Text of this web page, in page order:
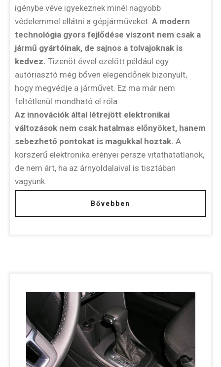
igénybe véve igyekeznek minél nagyobb
védelemmel ellátni a gépjárműveket. A modern
technológia gyors fejlődése viszont nem csak a
jármű gyártóinak, de sajnos a tolvajoknak is
kedvez. Tizenöt évvel ezelőtt például egy
autóriasztó még bőven elegendőnek bizonyult,
hogy megvédje a járművet. Ez ma már nem
feltétlenül mondható el róla.
Az innovációk által létrejött elektronikai
változások nem csak hatalmas előnyöket, hanem
sebezhető pontokat is magukkal hoztak. A
korszerű elektronika erényei persze vitathatatlanok,
de nem árt, ha az árnyoldalaival is tisztában
vagyunk.
Bővebben